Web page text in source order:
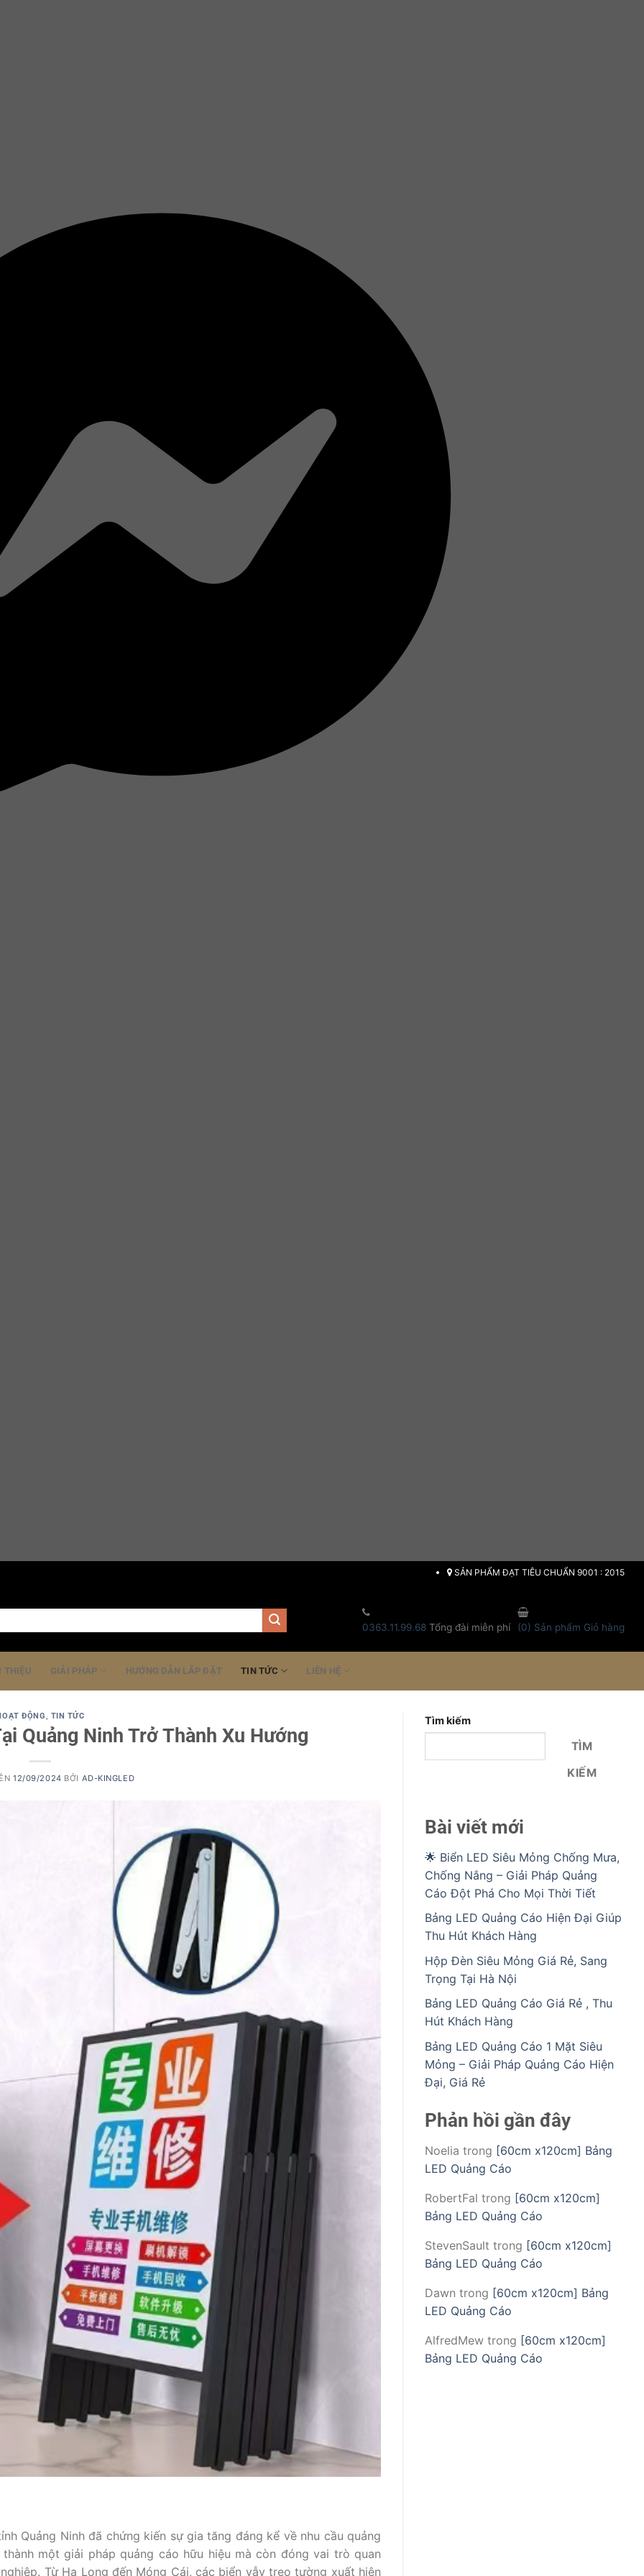
SẢN PHẨM ĐẠT TIÊU CHUẨN 9001 : 2015
0363.11.99.68 Tổng đài miễn phí (0) Sản phẩm Giỏ hàng
THIỆU GIẢI PHÁP HƯỚNG DẪN LẮP ĐẶT TIN TỨC LIÊN HỆ
ĐỘNG TIN TỨC
Quảng Ninh Trở Thành Xu Hướng
12/09/2024 BỞI AD-KINGLED
Quảng Ninh đã chứng kiến sự gia tăng đáng kể về nhu cầu quảng
một giải pháp quảng cáo hữu hiệu mà còn đóng vai trò quan
Từ Hạ Long đến Móng Cái, các biển vẫy treo tường xuất hiện
Tìm kiếm
TÌM
KIẾM
Bài viết mới
🌟 Biển LED Siêu Mỏng Chống Mưa,
Chống Nắng – Giải Pháp Quảng
Cáo Đột Phá Cho Mọi Thời Tiết
Bảng LED Quảng Cáo Hiện Đại Giúp
Thu Hút Khách Hàng
Hộp Đèn Siêu Mỏng Giá Rẻ, Sang
Trọng Tại Hà Nội
Bảng LED Quảng Cáo Giá Rẻ , Thu
Hút Khách Hàng
Bảng LED Quảng Cáo 1 Mặt Siêu
Mỏng – Giải Pháp Quảng Cáo Hiện
Đại, Giá Rẻ
Phản hồi gần đây
Noelia trong [60cm x120cm] Bảng
LED Quảng Cáo
RobertFal trong [60cm x120cm]
Bảng LED Quảng Cáo
StevenSault trong [60cm x120cm]
Bảng LED Quảng Cáo
Dawn trong [60cm x120cm] Bảng
LED Quảng Cáo
AlfredMew trong [60cm x120cm]
Bảng LED Quảng Cáo